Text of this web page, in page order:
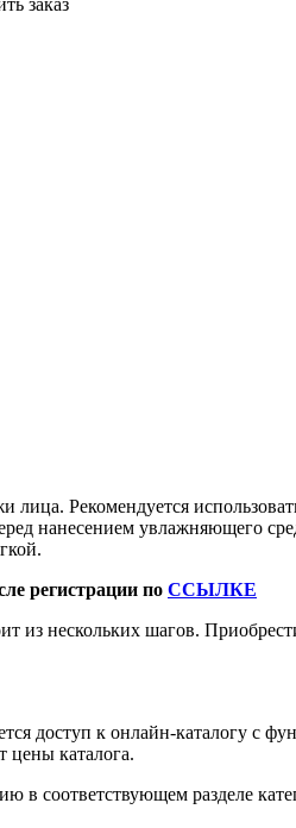
заказ
лица. Рекомендуется
нанесением увлажняющего
регистрации по ССЫЛКЕ
из нескольких шагов.
доступ к онлайн-каталогу с
цены каталога.
соответствующем разделе